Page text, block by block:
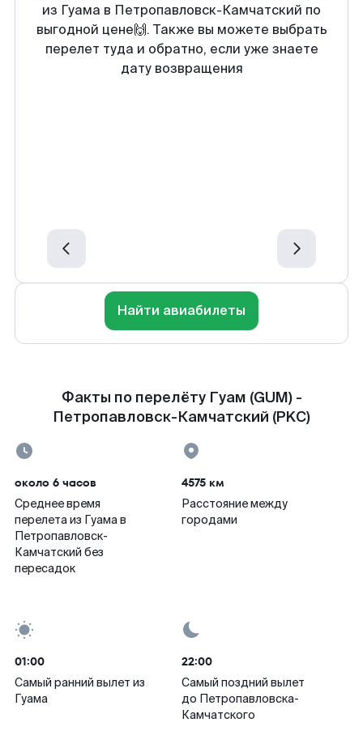
из Гуама в Петропавловск-Камчатский по
выгодной цене🙌. Также вы можете выбрать
перелет туда и обратно, если уже знаете
дату возвращения
Найти авиабилеты
Факты по перелёту Гуам (GUM) -
Петропавловск-Камчатский (PKC)
около 6 часов
Среднее время
перелета из Гуама в
Петропавловск-
Камчатский без
пересадок
4575 км
Расстояние между
городами
01:00
Самый ранний вылет из
Гуама
22:00
Самый поздний вылет
до Петропавловска-
Камчатского